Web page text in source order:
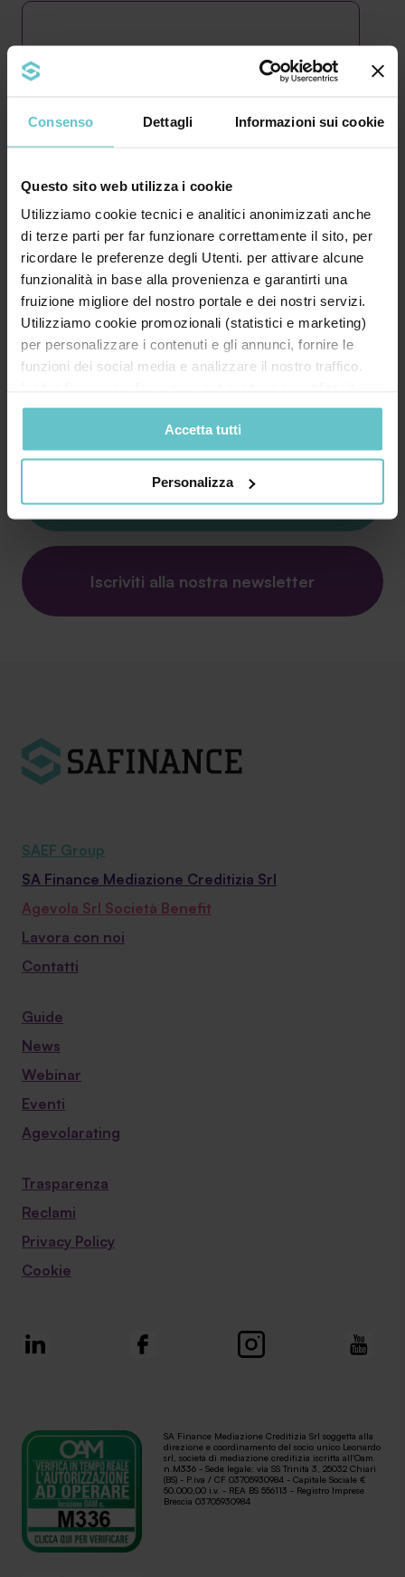
Consenso Dettagli Informazioni sui cookie
Questo sito web utilizza i cookie
Utilizziamo cookie tecnici e analitici anonimizzati anche
di terze parti per far funzionare correttamente il sito, per
ricordare le preferenze degli Utenti. per attivare alcune
funzionalità in base alla provenienza e garantirti una
fruizione migliore del nostro portale e dei nostri servizi.
Utilizziamo cookie promozionali (statistici e marketing)
per personalizzare i contenuti e gli annunci, fornire le
funzioni dei social media e analizzare il nostro traffico.
nostro sito ai nostri partner che si occupano di analisi dei
dati web, pubblicità e social media, i quali potrebbero
combinarle con altre informazioni che hai fornito loro o
che hanno raccolto in base al tuo utilizzo dei loro servizi.
cookie potranno essere implementati ad esclusione di
sito. Cliccando su “ACCETTA TUTTI” invece accetterai di
implementare tutti i cookie. Chiudendo questo banner
verranno installati i soli cookie necessari al
Accetta tutti
Personalizza
* Acconsento al trattamento dei miei dati
personali secondo quanto specificato nell’
informativa
Iscriviti alla nostra newsletter
SAEF Group
SA Finance Mediazione Creditizia Srl
Agevola Srl Società Benefit
Lavora con noi
Contatti
Guide
News
Webinar
Eventi
Agevolarating
Trasparenza
Reclami
Privacy Policy
Cookie
SA Finance Mediazione Creditizia Srl soggetta alla
direzione e coordinamento del socio unico Leonardo
srl, società di mediazione creditizia iscritta all'Oam
n.M336 - Sede legale: via SS Trinità 3, 25032 Chiari
(BS) - P.iva / CF 03705930984 - Capitale Sociale €
50.000,00 i.v. - REA BS 556113 - Registro Imprese
Brescia 03705930984